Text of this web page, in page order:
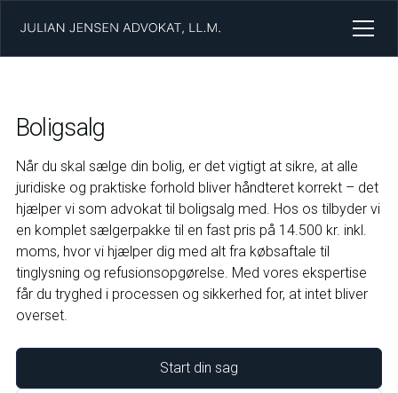
Boligsalg
Når du skal sælge din bolig, er det vigtigt at sikre, at alle
juridiske og praktiske forhold bliver håndteret korrekt – det
hjælper vi som advokat til boligsalg med. Hos os tilbyder vi
en komplet sælgerpakke til en fast pris på 14.500 kr. inkl.
moms, hvor vi hjælper dig med alt fra købsaftale til
tinglysning og refusionsopgørelse. Med vores ekspertise
får du tryghed i processen og sikkerhed for, at intet bliver
overset.
Start din sag